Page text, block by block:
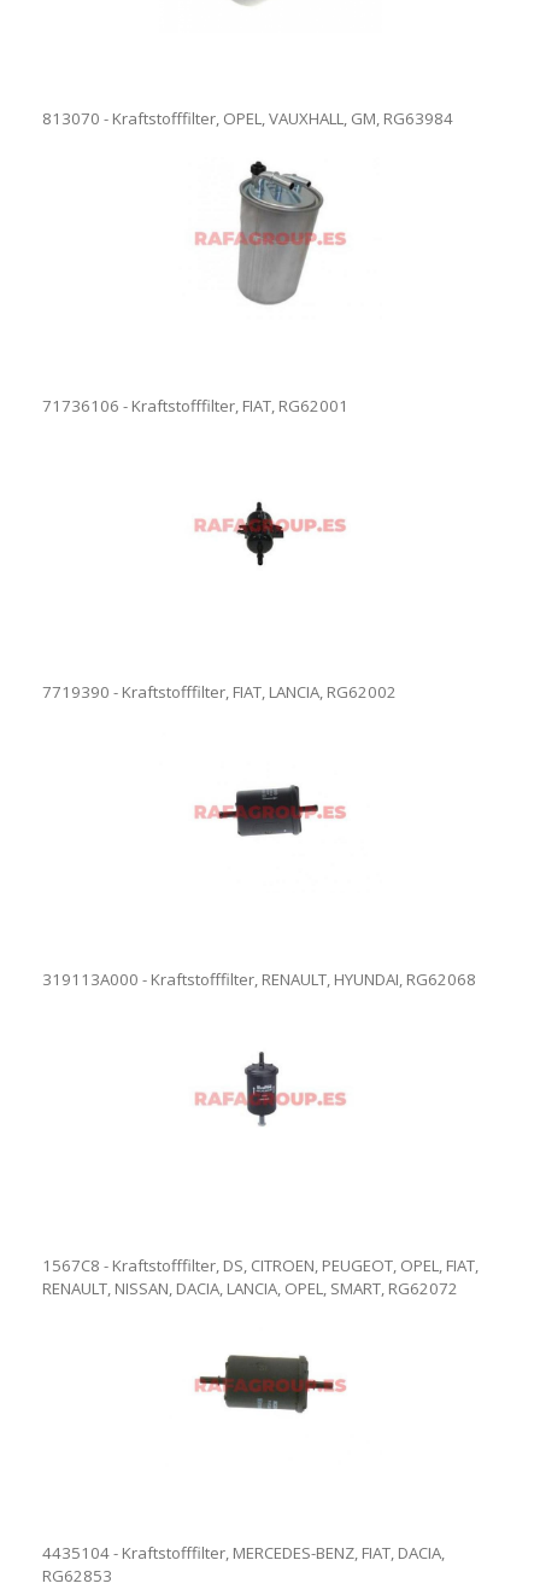
813070 - Kraftstofffilter, OPEL, VAUXHALL, GM, RG63984
71736106 - Kraftstofffilter, FIAT, RG62001
7719390 - Kraftstofffilter, FIAT, LANCIA, RG62002
319113A000 - Kraftstofffilter, RENAULT, HYUNDAI, RG62068
1567C8 - Kraftstofffilter, DS, CITROEN, PEUGEOT, OPEL, FIAT,
RENAULT, NISSAN, DACIA, LANCIA, OPEL, SMART, RG62072
4435104 - Kraftstofffilter, MERCEDES-BENZ, FIAT, DACIA,
RG62853